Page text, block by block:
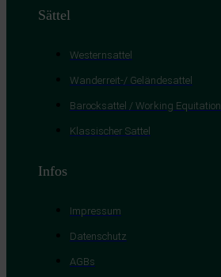
Sättel
Westernsattel
Wanderreit-/ Geländesattel
Barocksattel / Working Equitation
Klassischer Sattel
Infos
Impressum
Datenschutz
AGBs